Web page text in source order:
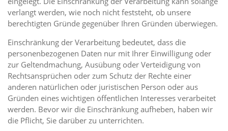
verlangt werden, wie noch nicht feststeht, ob unsere
berechtigten Gründe gegenüber Ihren Gründen überwiegen.
Einschränkung der Verarbeitung bedeutet, dass die
personenbezogenen Daten nur mit Ihrer Einwilligung oder
zur Geltendmachung, Ausübung oder Verteidigung von
Rechtsan­sprüchen oder zum Schutz der Rechte einer
anderen natürlichen oder juristischen Person oder aus
Gründen eines wichtigen öffentlichen Interesses verarbeitet
werden. Bevor wir die Einschränkung aufheben, haben wir
die Pflicht, Sie darüber zu unterrichten.